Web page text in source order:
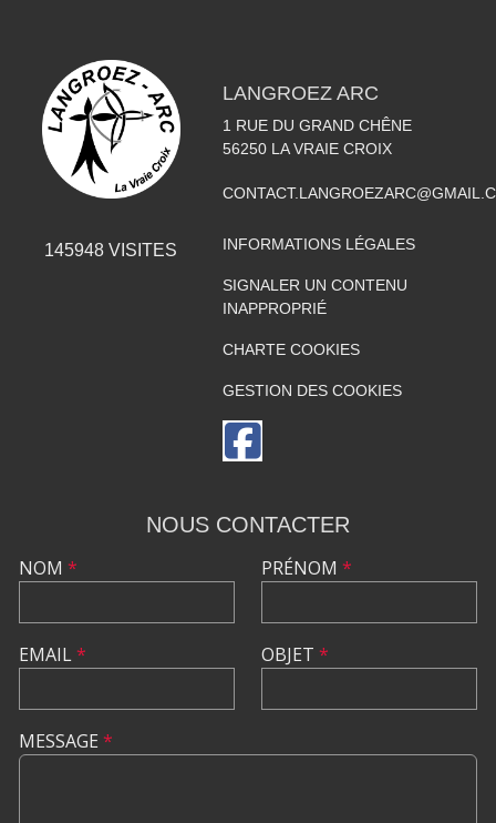
145948 VISITES
LANGROEZ ARC
1 RUE DU GRAND CHÊNE
56250 LA VRAIE CROIX
INFORMATIONS LÉGALES
SIGNALER UN CONTENU
INAPPROPRIÉ
CHARTE COOKIES
GESTION DES COOKIES
NOUS CONTACTER
NOM *
EMAIL*
PRÉNOM *
OBJET *
MESSAGE *